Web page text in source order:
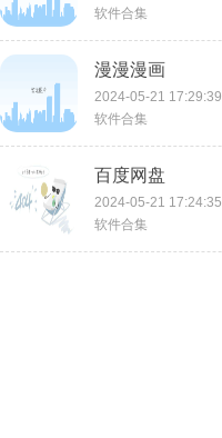
软件合集
漫漫漫画
2024-05-21 17:29:39
软件合集
百度网盘
2024-05-21 17:24:35
软件合集